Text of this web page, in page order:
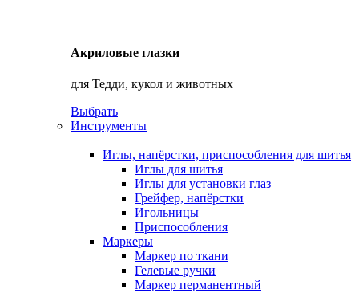
Акриловые глазки
для Тедди, кукол и животных
Выбрать
Инструменты
Иглы, напёрстки, приспособления для шитья
Иглы для шитья
Иглы для установки глаз
Грейфер, напёрстки
Игольницы
Приспособления
Маркеры
Маркер по ткани
Гелевые ручки
Маркер перманентный